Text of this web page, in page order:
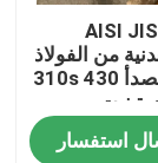
AISI
من الفولاذ
المقاوم للصدأ 310s 430
استفسار